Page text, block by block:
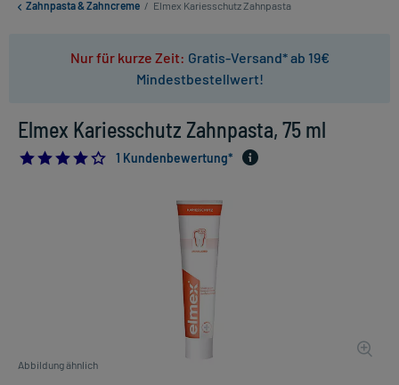
Zahnpasta & Zahncreme / Elmex Kariesschutz Zahnpasta
Nur für kurze Zeit: Gratis-Versand* ab 19€
Mindestbestellwert!
Elmex Kariesschutz Zahnpasta, 75 ml
4.0
1 Kundenbewertung*
Abbildung ähnlich